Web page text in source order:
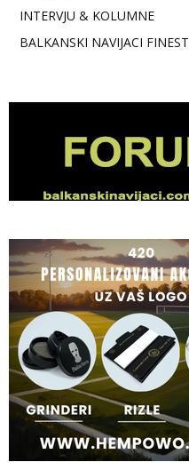
INTERVJU & KOLUMNE
BALKANSKI NAVIJACI FINEST